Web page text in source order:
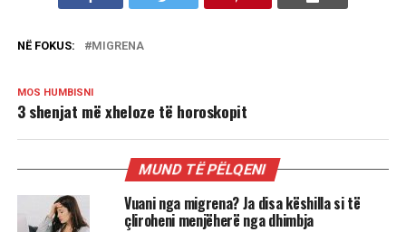
NË FOKUS: MIGRENA
MOS HUMBISNI
3 shenjat më xheloze të horoskopit
MUND TË PËLQENI
Vuani nga migrena? Ja disa këshilla si të
çliroheni menjëherë nga dhimbja